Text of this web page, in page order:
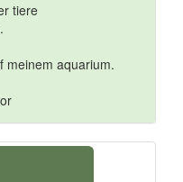
tiere
meinem aquarium.